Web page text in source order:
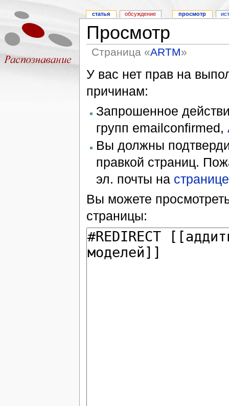
Просмотр
Страница «ARTM»
У вас нет прав на
причинам:
Запрошенное
групп emailconfirmed,
Вы должны
правкой страниц.
эл. почты на
Вы можете
страницы:
статья обсуждение просмотр